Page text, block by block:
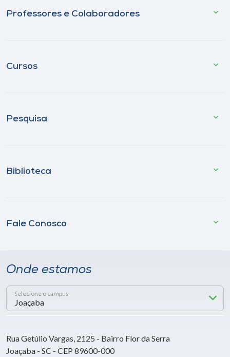
Professores e Colaboradores
Cursos
Pesquisa
Biblioteca
Fale Conosco
Onde estamos
Selecione o campus
Rua Getúlio Vargas, 2125 - Bairro Flor da Serra
Joaçaba - SC - CEP 89600-000